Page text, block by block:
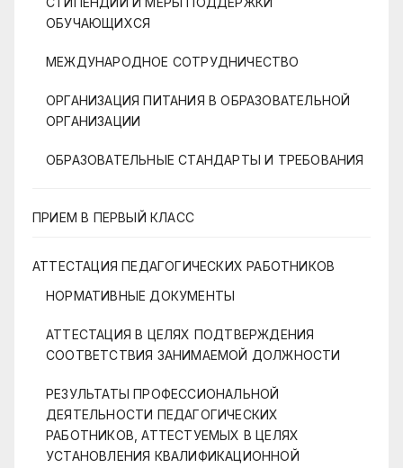
ОБУЧАЮЩИХСЯ
МЕЖДУНАРОДНОЕ СОТРУДНИЧЕСТВО
ОРГАНИЗАЦИЯ ПИТАНИЯ В ОБРАЗОВАТЕЛЬНОЙ
ОРГАНИЗАЦИИ
ОБРАЗОВАТЕЛЬНЫЕ СТАНДАРТЫ И ТРЕБОВАНИЯ
ПРИЕМ В ПЕРВЫЙ КЛАСС
АТТЕСТАЦИЯ ПЕДАГОГИЧЕСКИХ РАБОТНИКОВ
НОРМАТИВНЫЕ ДОКУМЕНТЫ
АТТЕСТАЦИЯ В ЦЕЛЯХ ПОДТВЕРЖДЕНИЯ
СООТВЕТСТВИЯ ЗАНИМАЕМОЙ ДОЛЖНОСТИ
РЕЗУЛЬТАТЫ ПРОФЕССИОНАЛЬНОЙ
ДЕЯТЕЛЬНОСТИ ПЕДАГОГИЧЕСКИХ
РАБОТНИКОВ, АТТЕСТУЕМЫХ В ЦЕЛЯХ
УСТАНОВЛЕНИЯ КВАЛИФИКАЦИОННОЙ